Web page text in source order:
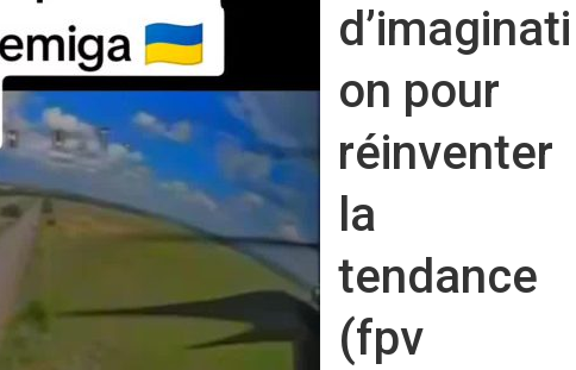
d’imaginati
on pour
réinventer
la
tendance
(fpv